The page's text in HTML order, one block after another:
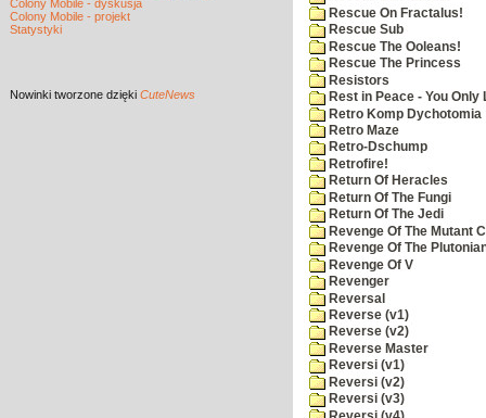
Colony Mobile - dyskusja
Colony Mobile - projekt
Statystyki
Nowinki tworzone dzięki CuteNews
Rescue On Fractalus!
Rescue Sub
Rescue The Ooleans!
Rescue The Princess
Resistors
Rest in Peace - You Only
Retro Komp Dychotomia
Retro Maze
Retro-Dschump
Retrofire!
Return Of Heracles
Return Of The Fungi
Return Of The Jedi
Revenge Of The Mutant
Revenge Of The
Revenge Of V
Revenger
Reversal
Reverse (v1)
Reverse (v2)
Reverse Master
Reversi (v1)
Reversi (v2)
Reversi (v3)